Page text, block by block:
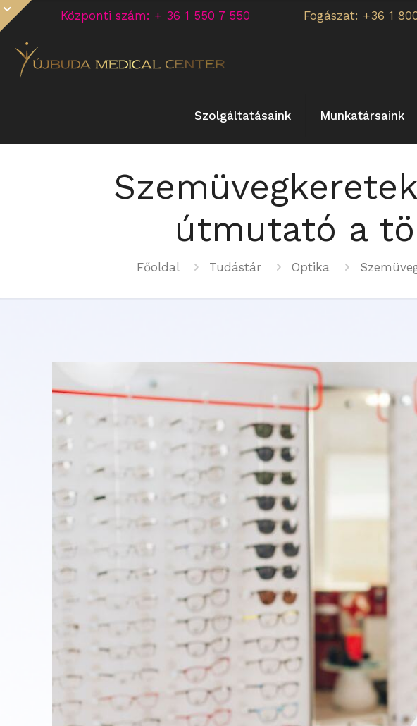
Központi szám: + 36 1 550 7 550 Fogászat: +36 1
Szolgáltatásaink Munkatársaink
útmutató a
Főoldal Tudástár Optika